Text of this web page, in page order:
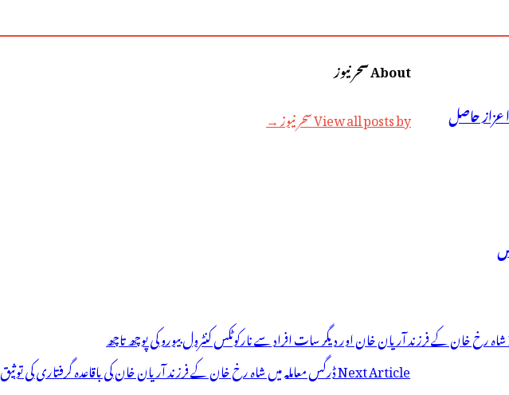
اعزاز حاصل
شاہ رخ خان کے فرزند آریان خان اور دیگر سات افراد سے نارکوٹکس کنٹرول بیورو کی پوچھ تاچھ
Next Articleڈرگس معاملہ میں شاہ رخ خان کے فرزند آریان خان کی باقاعدہ گرفتاری کی توثیق
About سحر نیوز
View all posts by سحر نیوز →